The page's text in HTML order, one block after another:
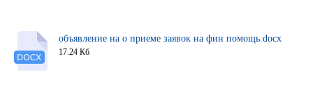
объявление на о приеме заявок на фин помощь.docx
17.24 Кб